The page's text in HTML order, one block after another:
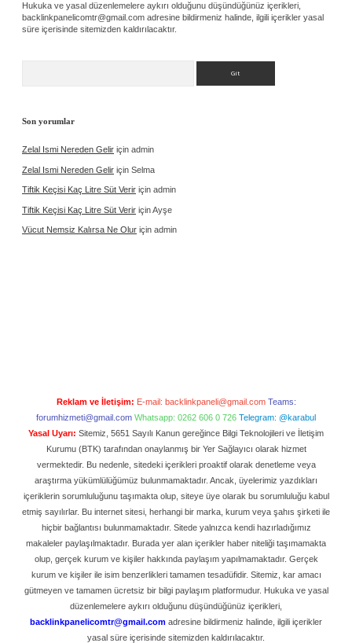
Hukuka ve yasal düzenlemelere aykırı olduğunu düşündüğünüz içerikleri,
backlinkpanelicomtr@gmail.com adresine bildirmeniz halinde, ilgili içerikler yasal
süre içerisinde sitemizden kaldırılacaktır.
Son yorumlar
Zelal Ismi Nereden Gelir için admin
Zelal Ismi Nereden Gelir için Selma
Tiftik Keçisi Kaç Litre Süt Verir için admin
Tiftik Keçisi Kaç Litre Süt Verir içinAyşe
Vücut Nemsiz Kalırsa Ne Olur için admin
Reklam ve İletişim: E-mail: backlinkpaneli@gmail.com Teams:
forumhizmeti@gmail.com Whatsapp: 0262 606 0 726 Telegram: @karabul
Yasal Uyarı: Sitemiz, 5651 Sayılı Kanun gereğince Bilgi Teknolojileri ve İletişim
Kurumu (BTK) tarafından onaylanmış bir Yer Sağlayıcı olarak hizmet
vermektedir. Bu nedenle, sitedeki içerikleri proaktif olarak denetleme veya
araştırma yükümlülüğümüz bulunmamaktadır. Ancak, üyelerimiz yazdıkları
içeriklerin sorumluluğunu taşımakta olup, siteye üye olarak bu sorumluluğu kabul
etmiş sayılırlar. Bu internet sitesi, herhangi bir marka, kurum veya şahıs şirketi ile
hiçbir bağlantısı bulunmamaktadır. Sitede yalnızca kendi hazırladığımız
makaleler paylaşılmaktadır. Burada yer alan içerikler haber niteliği taşımamakta
olup, gerçek kurum ve kişiler hakkında paylaşım yapılmamaktadır. Gerçek
kurum ve kişiler ile isim benzerlikleri tamamen tesadüfidir. Sitemiz, kar amacı
gütmeyen ve tamamen ücretsiz bir bilgi paylaşım platformudur. Hukuka ve yasal
düzenlemelere aykırı olduğunu düşündüğünüz içerikleri,
backlinkpanelicomtr@gmail.com adresine bildirmeniz halinde, ilgili içerikler
yasal süre içerisinde sitemizden kaldırılacaktır.